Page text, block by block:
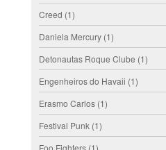
Creed (1)
Daniela Mercury (1)
Detonautas Roque Clube (1)
Engenheiros do Havaii (1)
Erasmo Carlos (1)
Festival Punk (1)
Foo Fighters (1)